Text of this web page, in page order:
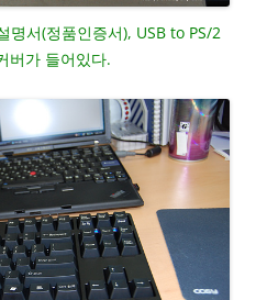
명서(정품인증서), USB to PS/2
버가 들어있다.